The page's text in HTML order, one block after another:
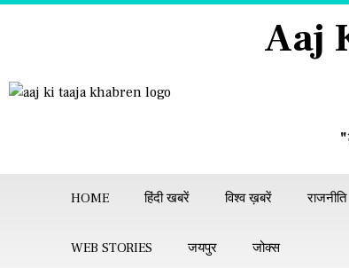
Aaj
HOME हिंदी खबरें विश्व ख़बरें राजनीति
WEB STORIES जयपुर जोक्स